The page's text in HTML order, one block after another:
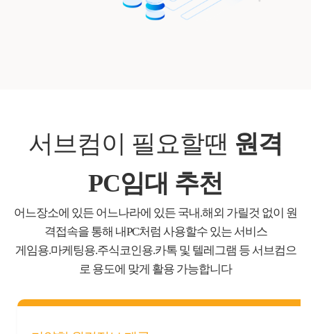
서브컴이 필요할땐 원격
PC임대 추천
어느장소에 있든 어느나라에 있든 국내.해외 가릴것 없이 원
격접속을 통해 내PC처럼 사용할수 있는 서비스
게임용.마케팅용.주식코인용.카톡 및 텔레그램 등 서브컴으
로 용도에 맞게 활용 가능합니다